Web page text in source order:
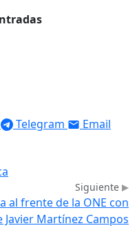
Telegram Email
Siguiente
al frente de la ONE con
Martínez Campos